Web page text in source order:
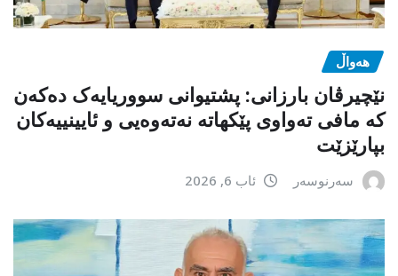
هەواڵ
نێچیرڤان بارزانی: پشتیوانی سووریایەک دەکەن
کە مافی تەواوی پێکهاتە نەتەوەیی و ئایینییەکان
بپارێزێت
سەرنوسەر ئاب 6, 2026